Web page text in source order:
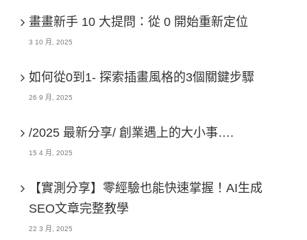
畫畫新手 10 大提問：從 0 開始重新定位
3 10 月, 2025
如何從0到1- 探索插畫風格的3個關鍵步驟
26 9 月, 2025
/2025 最新分享/ 創業遇上的大小事….
15 4 月, 2025
【實測分享】零經驗也能快速掌握！AI生成
SEO文章完整教學
22 3 月, 2025